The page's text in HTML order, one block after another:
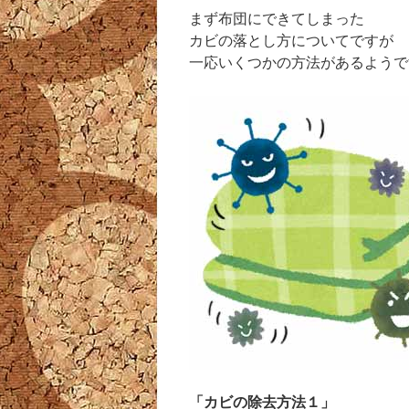
まず布団にできてしまった
カビの落とし方についてですが
一応いくつかの方法があるよう
「カビの除去方法１」